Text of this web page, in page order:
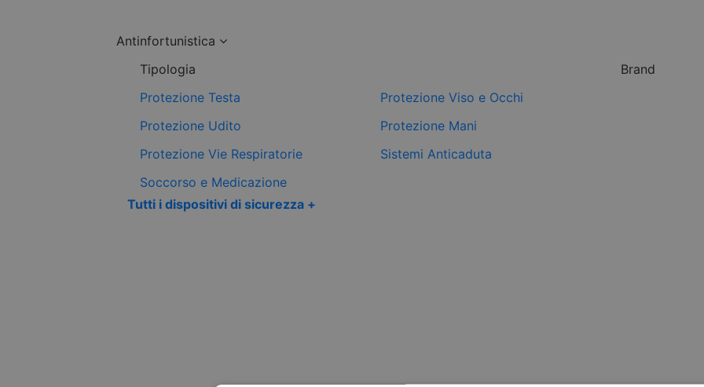
Antinfortunistica
Tipologia
Protezione Testa
Protezione Viso e Occhi
Protezione Udito
Protezione Mani
Protezione Vie Respiratorie
Sistemi Anticaduta
Soccorso e Medicazione
Tutti i dispositivi di sicurezza +
Brand